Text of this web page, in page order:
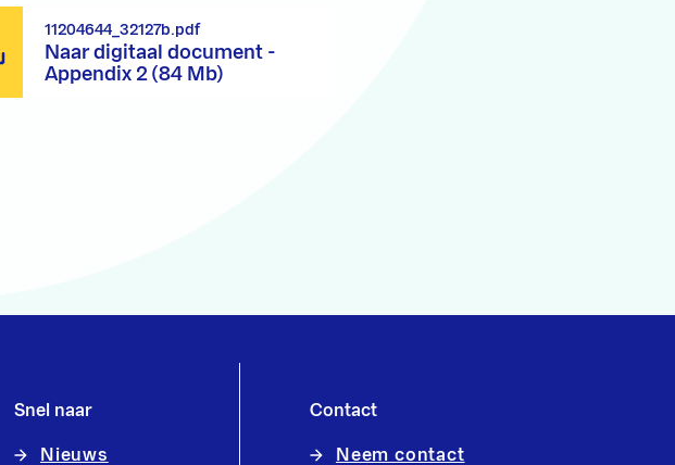
Naar digitaal document -
Appendix 2 (84 Mb)
11204644_32127b.pdf
Snel naar
Nieuws
Contact
Neem contact